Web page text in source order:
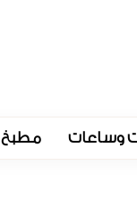
وساعات مطبخ